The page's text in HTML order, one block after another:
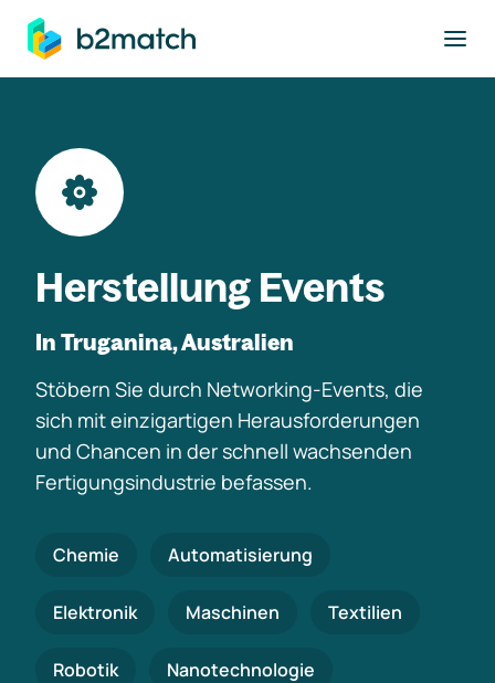
springen
Herstellung Events
In Truganina, Australien
Stöbern Sie durch Networking-Events, die
sich mit einzigartigen Herausforderungen
und Chancen in der schnell wachsenden
Fertigungsindustrie befassen.
Chemie Automatisierung
Elektronik Maschinen Textilien
Robotik Nanotechnologie